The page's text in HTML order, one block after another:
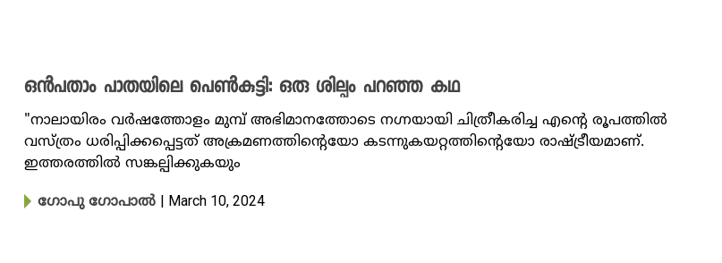
ഒൻപതാം പാതയിലെ പെൺകുട്ടി: ഒരു ശില്പം പറഞ്ഞ കഥ
"നാലായിരം വർഷത്തോളം മുമ്പ് അഭിമാനത്തോടെ നഗ്നയായി ചിത്രീകരിച്ച എന്റെ രൂപത്തിൽ
വസ്ത്രം ധരിപ്പിക്കപ്പെട്ടത് അക്രമണത്തിന്റെയോ കടന്നുകയറ്റത്തിന്റെയോ രാഷ്ട്രീയമാണ്.
ഇത്തരത്തിൽ സങ്കല്പിക്കുകയും
​ഗോപു ​ഗോപാൽ | March 10, 2024